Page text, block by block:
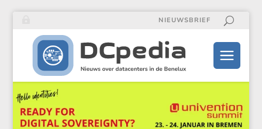
NIEUWSBRIEF